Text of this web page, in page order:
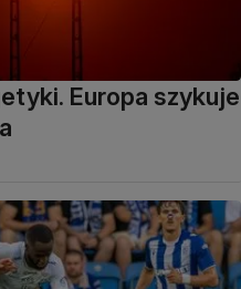
Europa szykuje